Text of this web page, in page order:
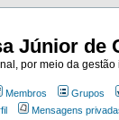
Júnior de
por meio da
Membros Grupos
Mensagens